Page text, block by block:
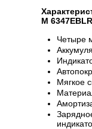
M
Четыре
Мягкое